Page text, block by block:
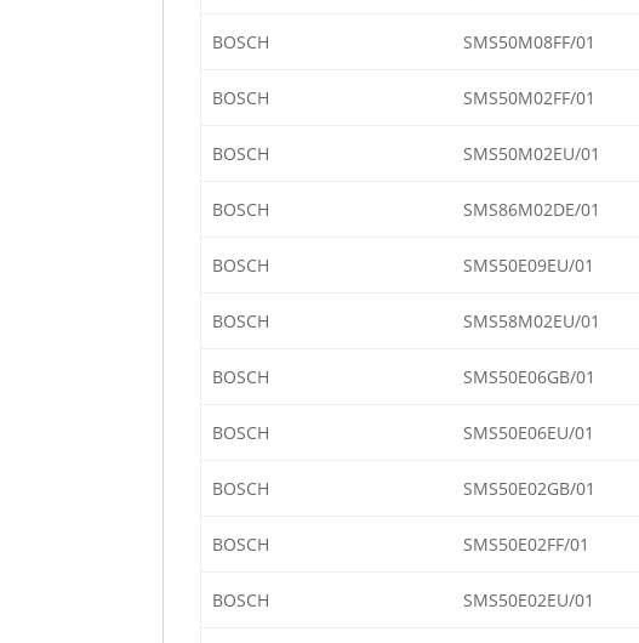
BOSCH SMS50M08FF/01
BOSCH SMS50M02FF/01
BOSCH SMS50M02EU/01
BOSCH SMS86M02DE/01
BOSCH SMS50E09EU/01
BOSCH SMS58M02EU/01
BOSCH SMS50E06GB/01
BOSCH SMS50E06EU/01
BOSCH SMS50E02GB/01
BOSCH SMS50E02FF/01
BOSCH SMS50E02EU/01